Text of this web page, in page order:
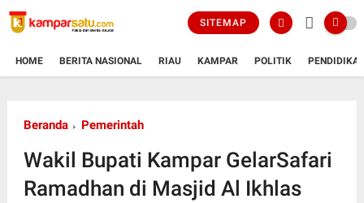
SITEMAP
HOME BERITA NASIONAL RIAU KAMPAR POLITIK
Beranda Pemerintah
Wakil Bupati Kampar GelarSafari
Ramadhan di Masjid Al Ikhlas